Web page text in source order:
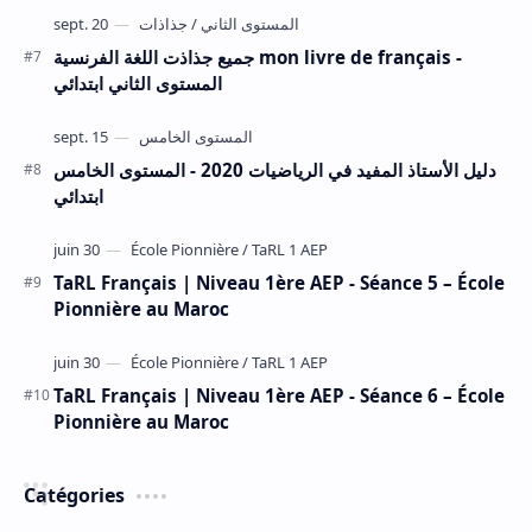
جميع جذاذت اللغة الفرنسية mon livre de français -
المستوى الثاني ابتدائي
دليل الأستاذ المفيد في الرياضيات 2020 - المستوى الخامس
ابتدائي
TaRL Français | Niveau 1ère AEP - Séance 5 – École
Pionnière au Maroc
TaRL Français | Niveau 1ère AEP - Séance 6 – École
Pionnière au Maroc
Catégories